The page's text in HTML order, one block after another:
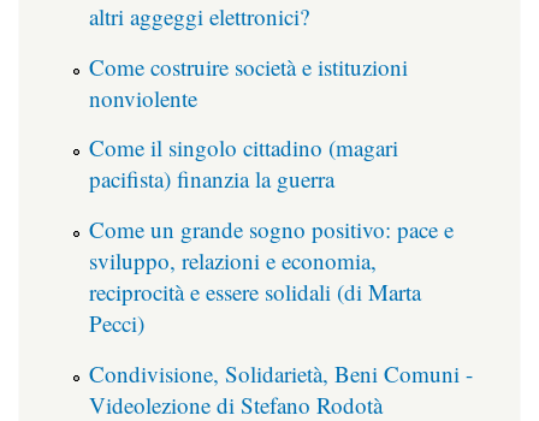
altri aggeggi elettronici?
Come costruire società e istituzioni
nonviolente
Come il singolo cittadino (magari
pacifista) finanzia la guerra
Come un grande sogno positivo: pace e
sviluppo, relazioni e economia,
reciprocità e essere solidali (di Marta
Pecci)
Condivisione, Solidarietà, Beni Comuni -
Videolezione di Stefano Rodotà